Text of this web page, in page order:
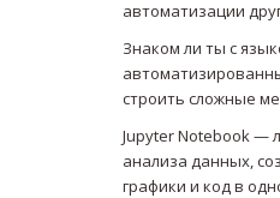
автоматизации
Знаком ли ты с
строить сложные
Jupyter Notebook —
анализа данных,
графики и код в